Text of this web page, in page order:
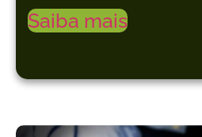
Saiba mais